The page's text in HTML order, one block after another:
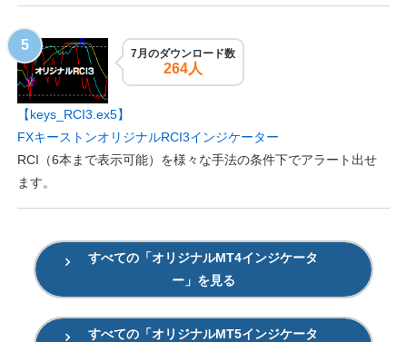
【keys_RCI3.ex5】
FXキーストンオリジナルRCI3インジケーター
RCI（6本まで表示可能）を様々な手法の条件下でアラート出せ
ます。
7月のダウンロード数
264人
すべての「オリジナルMT4インジケータ
ー」を見る
すべての「オリジナルMT5インジケータ